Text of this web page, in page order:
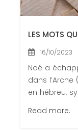
LES MOTS
16/10/2023
Noé a
dans l’Arche
en hébreu,
Read more.